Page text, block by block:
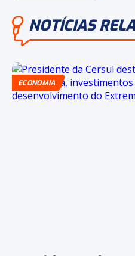
NOTÍCIAS
ECONOMIA